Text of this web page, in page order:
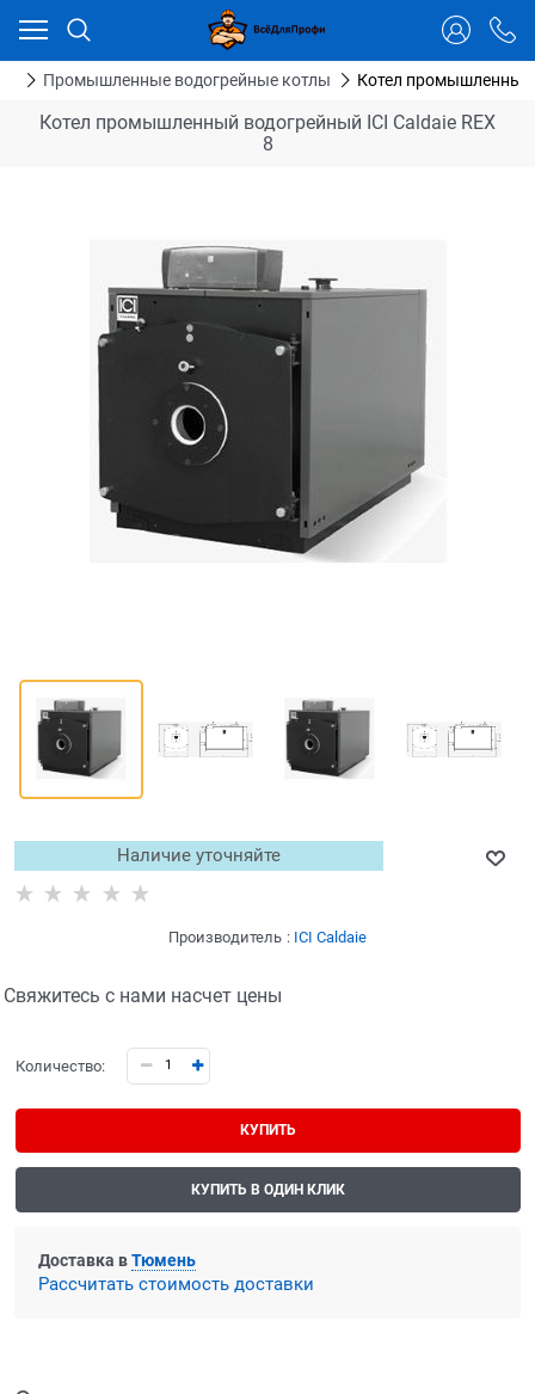
Промышленные водогрейные котлы Котел промышленный
Котел промышленный водогрейный ICI Caldaie REX
8
Наличие уточняйте
Производитель : ICI Caldaie
Свяжитесь с нами насчет цены
Количество:
КУПИТЬ
КУПИТЬ В ОДИН КЛИК
Доставка вТюмень
Рассчитать стоимость доставки
Ваш город - Тюмень,
угадали?
ДА НЕТ